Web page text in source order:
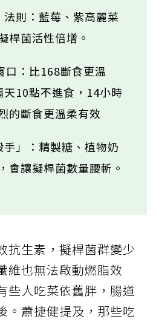
則：藍莓、紫高麗菜
桿菌活性倍增。
口：比168斷食更溫
10點不進食，14小時
的斷食更溫柔有效
」：精製糖、植物奶
會讓擬桿菌數量腰斬。
抗生素，擬桿菌群變少
維也無法啟動燃脂效
些人吃菜依舊胖，腸道
。蕭捷健提及，那些吃